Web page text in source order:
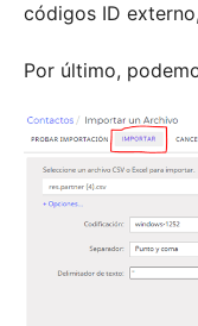
códigos ID
Por último,